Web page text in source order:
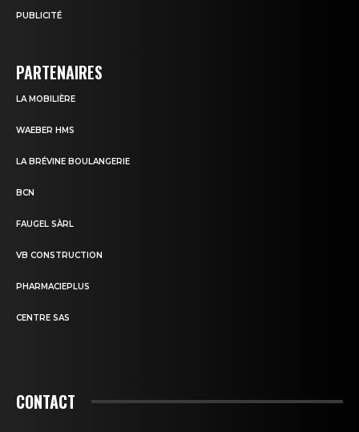
PUBLICITÉ
PARTENAIRES
LA MOBILIÈRE
WAEBER HMS
LA BRÉVINE BOULANGERIE
BCN
FAUGEL SÀRL
VB CONSTRUCTION
PHARMACIEPLUS
CENTRE SAS
CONTACT